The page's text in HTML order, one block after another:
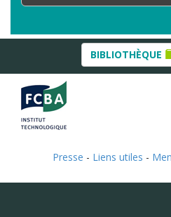
BIBLIOTHÈQUE
Presse - Liens utiles -